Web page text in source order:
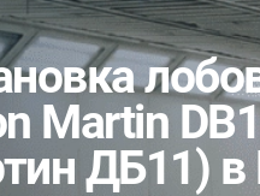
Martin
ДБ11) в